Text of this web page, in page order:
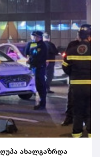
ახალგაზრდა